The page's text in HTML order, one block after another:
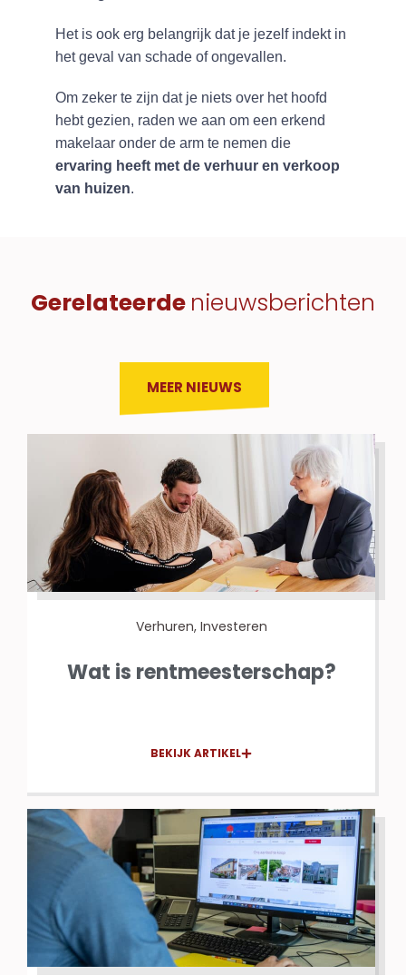
Het is ook erg belangrijk dat je jezelf indekt in
het geval van schade of ongevallen.
Om zeker te zijn dat je niets over het hoofd
hebt gezien, raden we aan om een erkend
makelaar onder de arm te nemen die
ervaring heeft met de verhuur en verkoop
van huizen.
Gerelateerde nieuwsberichten
MEER NIEUWS
Verhuren, Investeren
Wat is rentmeesterschap?
BEKIJK ARTIKEL